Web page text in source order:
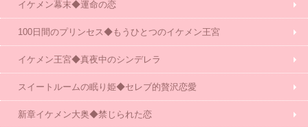
イケメン幕末◆運命の恋
100日間のプリンセス◆もうひとつのイケメン王宮
イケメン王宮◆真夜中のシンデレラ
スイートルームの眠り姫◆セレブ的贅沢恋愛
新章イケメン大奥◆禁じられた恋